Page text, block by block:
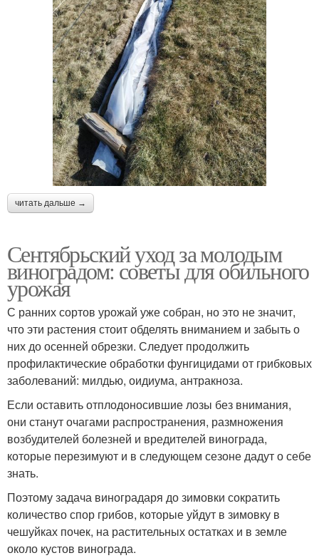
читать дальше →
Сентябрьский уход за молодым
виноградом: советы для обильного
урожая
С ранних сортов урожай уже собран, но это не значит,
что эти растения стоит обделять вниманием и забыть о
них до осенней обрезки. Следует продолжить
профилактические обработки фунгицидами от грибковых
заболеваний: милдью, оидиума, антракноза.
Если оставить отплодоносившие лозы без внимания,
они станут очагами распространения, размножения
возбудителей болезней и вредителей винограда,
которые перезимуют и в следующем сезоне дадут о себе
знать.
Поэтому задача виноградаря до зимовки сократить
количество спор грибов, которые уйдут в зимовку в
чешуйках почек, на растительных остатках и в земле
около кустов винограда.